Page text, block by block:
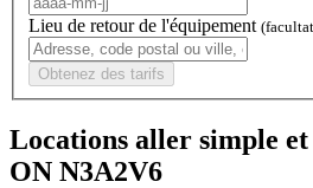
Lieu de retour de l'équipement
Obtenez des tarifs
Locations aller simple
ON N3A2V6